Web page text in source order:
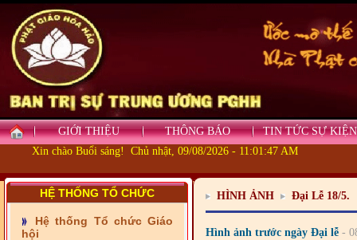
GIỚI THIỆU THÔNG BÁO
TIN TỨC SỰ KIỆN
Xin chào Buổi sáng! Chủ nhật, 09/08/2026 - 11:01:49 AM
HỆ THỐNG TỔ CHỨC
Hệ thống Tổ chức Giáo
hội
- Những tấm lòng thiện
nguyện vùng biên
- BAN TRỊ SỰ XÃ ĐẠI
PHƯỚC TỈNH ĐỒNG NAI
HÌNH ẢNH Đại Lễ 18/5.
Hình ảnh trước ngày Đại lễ -